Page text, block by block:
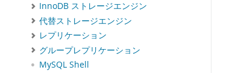
InnoDB ストレージエンジン
代替ストレージエンジン
レプリケーション
グループレプリケーション
MySQL Shell